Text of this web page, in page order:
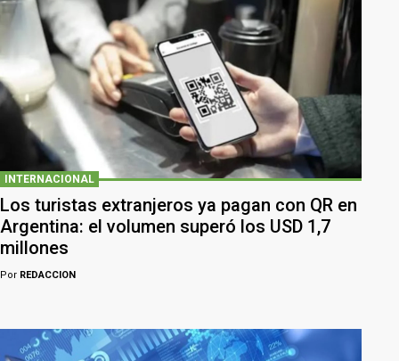
INTERNACIONAL
Los turistas extranjeros ya pagan con QR en
Argentina: el volumen superó los USD 1,7
millones
Por REDACCION